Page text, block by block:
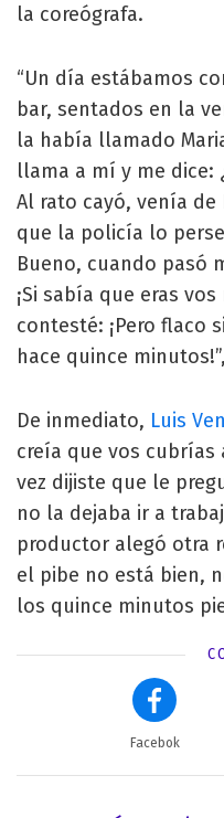
la coreógrafa.
“Un día estábamos
bar, sentados en la
la había llamado
llama a mí y me dice:
Al rato cayó, venía
que la policía lo
Bueno, cuando pasó
¡Si sabía que eras
contesté: ¡Pero flaco
hace quince
De inmediato, Luis
creía que vos cubrías
vez dijiste que le
no la dejaba ir a
productor alegó otra
el pibe no está bien,
los quince minutos
Facebok